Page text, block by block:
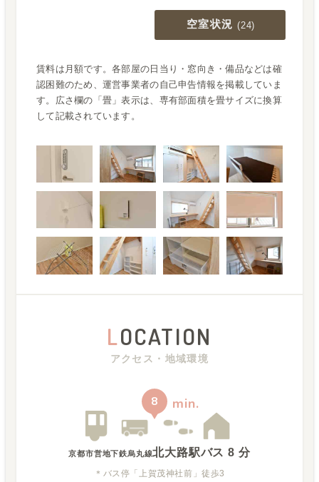
空室状況 (24)
賃料は月額です。各部屋の日当り・窓向き・備品などは確
認困難のため、運営事業者の自己申告情報を掲載していま
す。広さ欄の「畳」表示は、専有部面積を畳サイズに換算
して記載されています。
LOCATION
アクセス・地域環境
8 min.
京都市営地下鉄烏丸線北大路駅バス 8 分
＊バス停「上賀茂神社前」徒歩3